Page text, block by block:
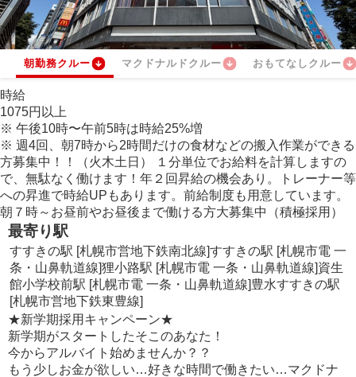
朝勤務クルー マクドナルドクルー おもてなしクルー
時給
1075円 以上
※ 午後10時〜午前5時は時給25%増
※ 週4回、朝7時から2時間だけの食材などの搬入作業ができる
方募集中！！（火木土日） １分単位でお給料を計算しますの
で、無駄なく働けます！年２回昇給の機会あり。トレーナー等
への昇進で時給UPもあります。前給制度も用意しています。
朝７時～お昼前やお昼後まで働ける方大募集中（積極採用）
最寄り駅
すすきの駅 [札幌市営地下鉄南北線]すすきの駅 [札幌市電 一
条・山鼻軌道線]狸小路駅 [札幌市電 一条・山鼻軌道線]資生
館小学校前駅 [札幌市電 一条・山鼻軌道線]豊水すすきの駅
[札幌市営地下鉄東豊線]
★新学期採用キャンペーン★
新学期がスタートしたそこのあなた！
今からアルバイト始めませんか？？
もう少しお金が欲しい…好きな時間で働きたい…マクドナ